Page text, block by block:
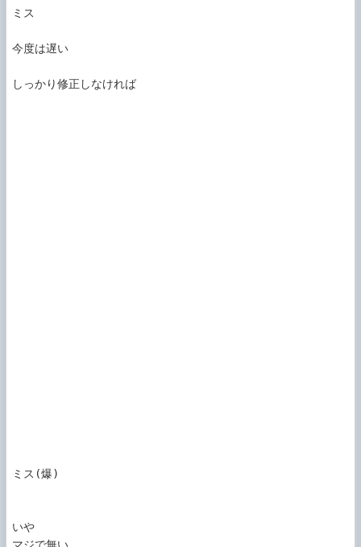
ミス
今度は遅い
しっかり修正しなければ
ミス(爆)
いや